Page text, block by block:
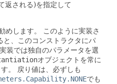
返される)を指定して
めします。
このように実装さ
と、このコンストラクタにパ
装では独自のパラメータを選
オブジェクトを常に
。 戻り値は、必ずしも
でも